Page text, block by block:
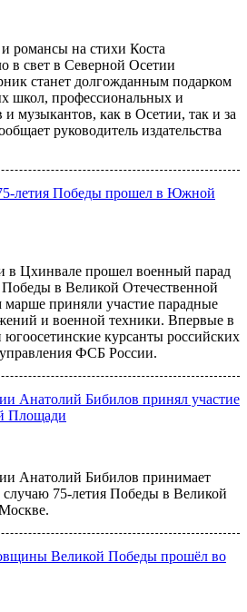
романсы на стихи Коста
в свет в Северной Осетии
станет долгожданным подарком
школ, профессиональных и
музыкантов, как в Осетии, так и за
руководитель издательства
летия Победы прошел в Южной
в Цхинвале прошел военный парад
в Великой Отечественной
приняли участие парадные
и военной техники. Впервые в
курсанты российских
ФСБ России.
Анатолий Бибилов принял участие
Площади
Анатолий Бибилов принимает
случаю 75-летия Победы в Великой
Великой Победы прошёл во